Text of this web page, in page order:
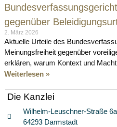
gegenüber
2. März 2026
Aktuelle Urteile des
Meinungsfreiheit gegenüber
erklären, warum Kontext und
Weiterlesen »
Die Kanzlei
Wilhelm-Leuschner-Straße 6a
64293 Darmstadt